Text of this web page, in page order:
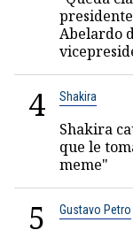
Abelardo
4 Shakira
Shakira
que le
meme"
5 Gustavo Petro